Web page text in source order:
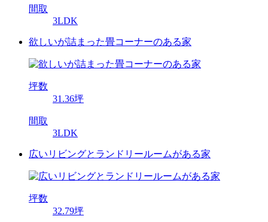
間取
3LDK
欲しいが詰まった畳コーナーのある家
坪数
31.36坪
間取
3LDK
広いリビングとランドリールームがある家
坪数
32.79坪